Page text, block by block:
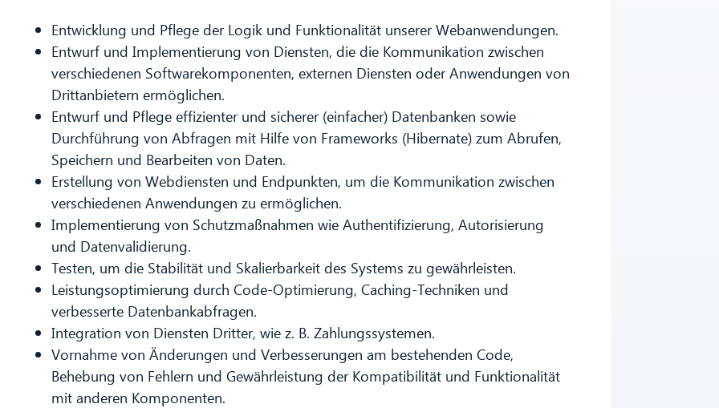
Entwicklung und Pflege der Logik und Funktionalität unserer Webanwendungen.
Entwurf und Implementierung von Diensten, die die Kommunikation zwischen
verschiedenen Softwarekomponenten, externen Diensten oder Anwendungen von
Drittanbietern ermöglichen.
Entwurf und Pflege effizienter und sicherer (einfacher) Datenbanken sowie
Durchführung von Abfragen mit Hilfe von Frameworks (Hibernate) zum Abrufen,
Speichern und Bearbeiten von Daten.
Erstellung von Webdiensten und Endpunkten, um die Kommunikation zwischen
verschiedenen Anwendungen zu ermöglichen.
Implementierung von Schutzmaßnahmen wie Authentifizierung, Autorisierung
und Datenvalidierung.
Testen, um die Stabilität und Skalierbarkeit des Systems zu gewährleisten.
Leistungsoptimierung durch Code-Optimierung, Caching-Techniken und
verbesserte Datenbankabfragen.
Integration von Diensten Dritter, wie z. B. Zahlungssystemen.
Vornahme von Änderungen und Verbesserungen am bestehenden Code,
Behebung von Fehlern und Gewährleistung der Kompatibilität und Funktionalität
mit anderen Komponenten.